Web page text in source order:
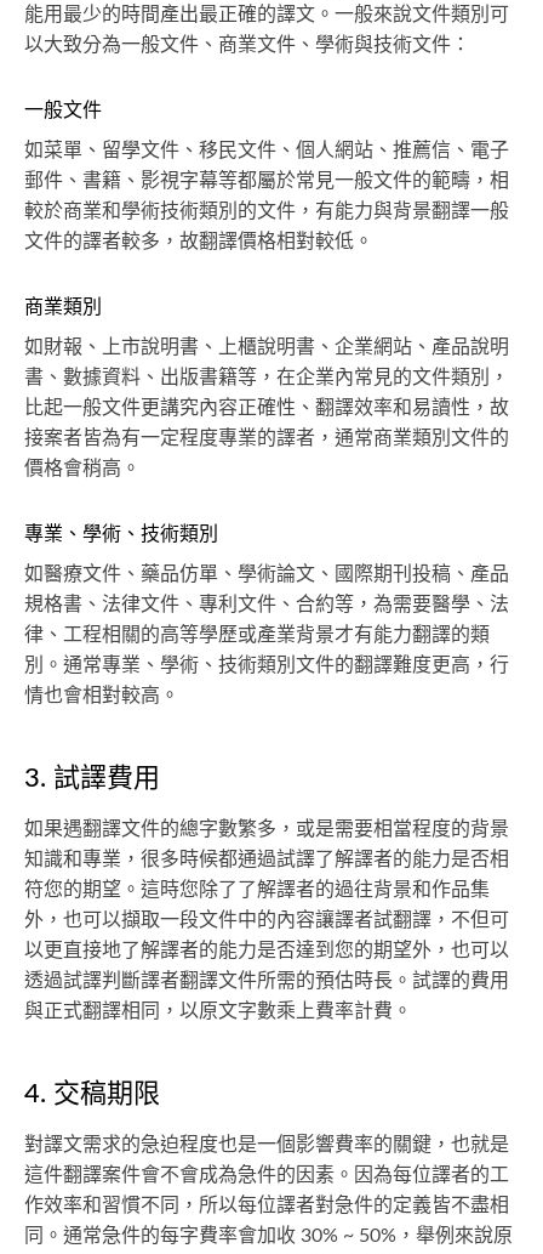
能用最少的時間產出最正確的譯文。一般來說文件類別可
以大致分為一般文件、商業文件、學術與技術文件：
一般文件
如菜單、留學文件、移民文件、個人網站、推薦信、電子
郵件、書籍、影視字幕等都屬於常見一般文件的範疇，相
較於商業和學術技術類別的文件，有能力與背景翻譯一般
文件的譯者較多，故翻譯價格相對較低。
商業類別
如財報、上市說明書、上櫃說明書、企業網站、產品說明
書、數據資料、出版書籍等，在企業內常見的文件類別，
比起一般文件更講究內容正確性、翻譯效率和易讀性，故
接案者皆為有一定程度專業的譯者，通常商業類別文件的
價格會稍高。
專業、學術、技術類別
如醫療文件、藥品仿單、學術論文、國際期刊投稿、產品
規格書、法律文件、專利文件、合約等，為需要醫學、法
律、工程相關的高等學歷或產業背景才有能力翻譯的類
別。通常專業、學術、技術類別文件的翻譯難度更高，行
情也會相對較高。
3. 試譯費用
如果遇翻譯文件的總字數繁多，或是需要相當程度的背景
知識和專業，很多時候都通過試譯了解譯者的能力是否相
符您的期望。這時您除了了解譯者的過往背景和作品集
外，也可以擷取一段文件中的內容讓譯者試翻譯，不但可
以更直接地了解譯者的能力是否達到您的期望外，也可以
透過試譯判斷譯者翻譯文件所需的預估時長。試譯的費用
與正式翻譯相同，以原文字數乘上費率計費。
4. 交稿期限
對譯文需求的急迫程度也是一個影響費率的關鍵，也就是
這件翻譯案件會不會成為急件的因素。因為每位譯者的工
作效率和習慣不同，所以每位譯者對急件的定義皆不盡相
同。通常急件的每字費率會加收 30% ~ 50%，舉例來說原